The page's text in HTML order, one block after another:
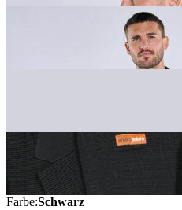
Farbe:Schwarz